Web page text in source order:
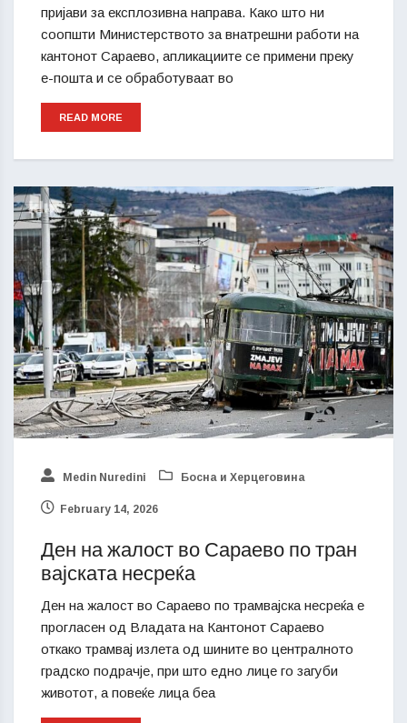
пријави за експлозивна направа. Како што ни
соопшти Министерството за внатрешни работи на
кантонот Сараево, апликациите се примени преку
е-пошта и се обработуваат во
READ MORE
Medin Nuredini Босна и Херцеговина
February 14, 2026
Ден на жалост во Сараево по тран
вајската несреќа
Ден на жалост во Сараево по трамвајска несреќа е
прогласен од Владата на Кантонот Сараево
откако трамвај излета од шините во централното
градско подрачје, при што едно лице го загуби
животот, а повеќе лица беа